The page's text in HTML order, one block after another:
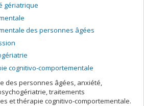
gériatrique
des personnes âgées
cognitivo-comportementale
des personnes âgées, anxiété,
traitements
et thérapie cognitivo-comportementale.